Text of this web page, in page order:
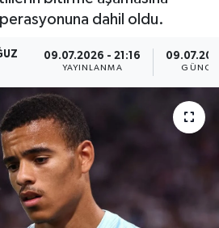
dahil oldu.
09.07.2026 - 21:16
YAYINLANMA